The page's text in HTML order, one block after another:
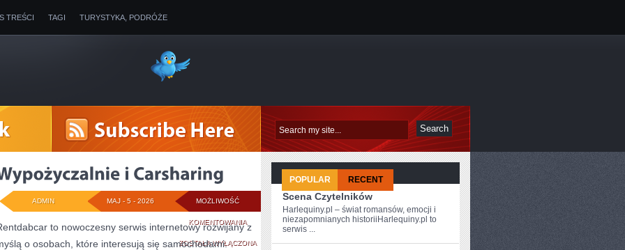
TREŚCI TAGI TURYSTYKA, PODRÓŻE
MOŻLIWOŚĆ
KOMENTOWANIAWYPOŻYCZALNIE
I
ZOSTAŁA WYŁĄCZONA
MAJ - 5 - 2026
ADMIN
to nowoczesny serwis internetowy rozwijany z
o osobach, które interesują się samochodami.
POPULAR RECENT
Scena Czytelników
Harlequiny.pl – świat romansów, emocji i
niezapomnianych historiiHarlequiny.pl to
serwis ...